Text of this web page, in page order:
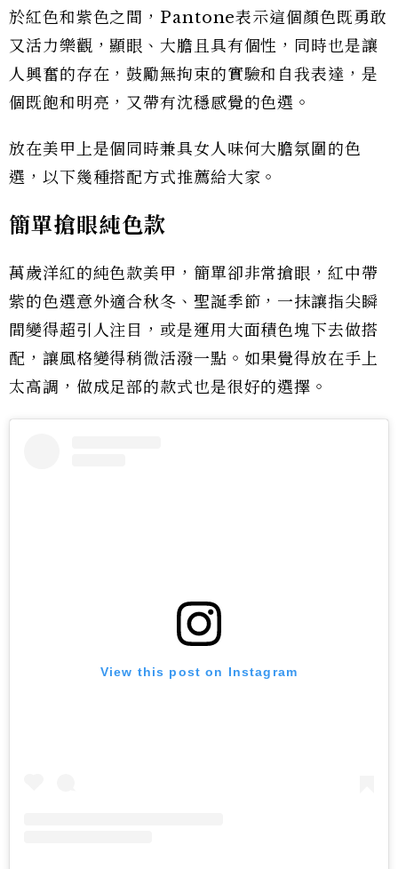
於紅色和紫色之間，Pantone表示這個顏色既勇敢
又活力樂觀，顯眼、大膽且具有個性，同時也是讓
人興奮的存在，鼓勵無拘束的實驗和自我表達，是
個既飽和明亮，又帶有沈穩感覺的色選。
放在美甲上是個同時兼具女人味何大膽氛圍的色
選，以下幾種搭配方式推薦給大家。
簡單搶眼純色款
萬歲洋紅的純色款美甲，簡單卻非常搶眼，紅中帶
紫的色選意外適合秋冬、聖誕季節，一抹讓指尖瞬
間變得超引人注目，或是運用大面積色塊下去做搭
配，讓風格變得稍微活潑一點。如果覺得放在手上
太高調，做成足部的款式也是很好的選擇。
View this post on Instagram